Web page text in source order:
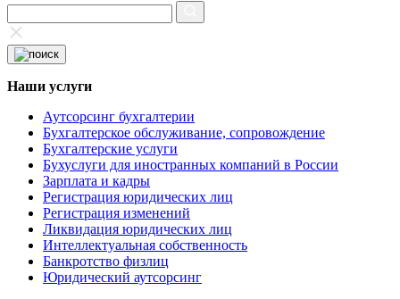
Наши услуги
Аутсорсинг бухгалтерии
Бухгалтерское обслуживание, сопровождение
Бухгалтерские услуги
Бухуслуги для иностранных компаний в России
Зарплата и кадры
Регистрация юридических лиц
Регистрация изменений
Ликвидация юридических лиц
Интеллектуальная собственность
Банкротство физлиц
Юридический аутсорсинг